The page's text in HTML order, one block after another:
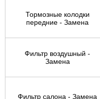
Тормозные колодки
передние - Замена
Фильтр воздушный -
Замена
Фильтр салона - Замена